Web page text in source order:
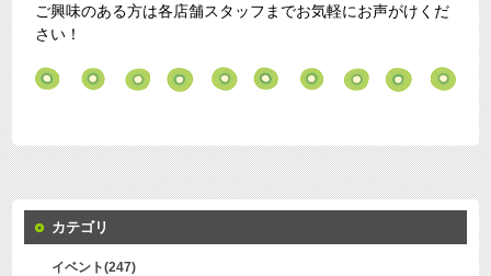
ご興味のある方は各店舗スタッフまでお気軽にお声がけくだ
さい！
カテゴリ
イベント(247)